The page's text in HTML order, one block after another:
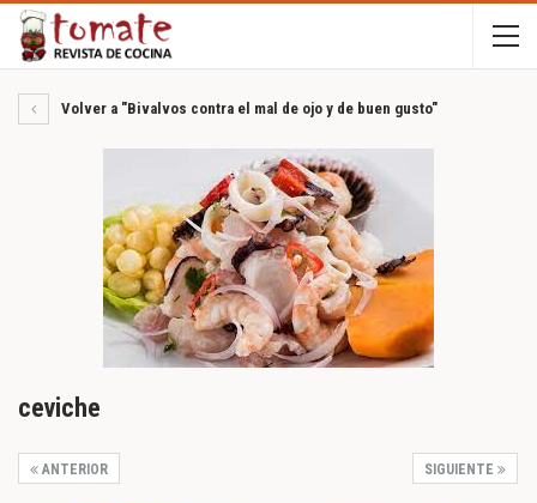
Volver a "Bivalvos contra el mal de ojo y de buen gusto"
ceviche
SIGUIENTE
ANTERIOR